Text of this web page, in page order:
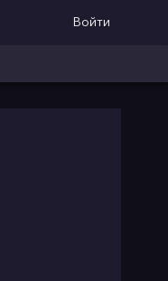
Войти